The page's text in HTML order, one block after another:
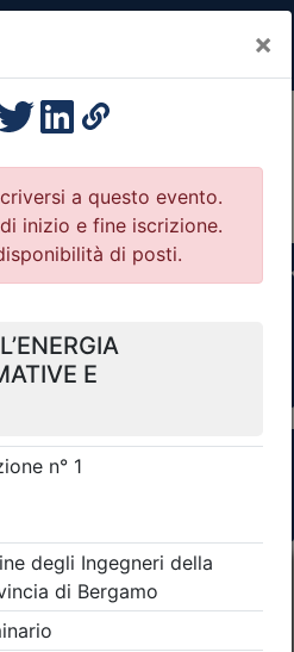
×
per Ordini e
la sezione dei filtri ricerca